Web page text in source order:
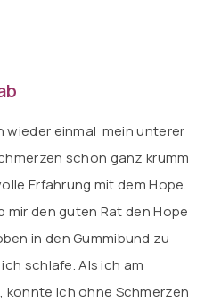
wieder einmal mein unterer
schon ganz krumm
Erfahrung mit dem Hope.
mir den guten Rat den Hope
in den Gummibund zu
schlafe. Als ich am
ich ohne Schmerzen